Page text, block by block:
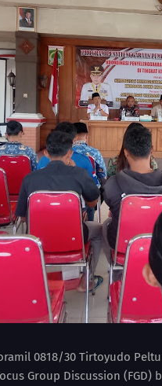
0818/30 Tirtoyudo
Group Discussion